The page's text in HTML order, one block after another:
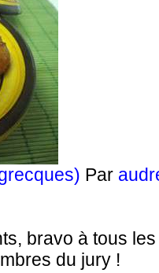
Par
bravo à tous
du jury !